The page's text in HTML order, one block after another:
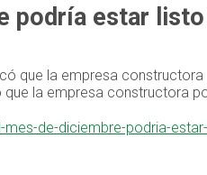
podría estar
que la empresa
la empresa constructora
de-diciembre-podria-